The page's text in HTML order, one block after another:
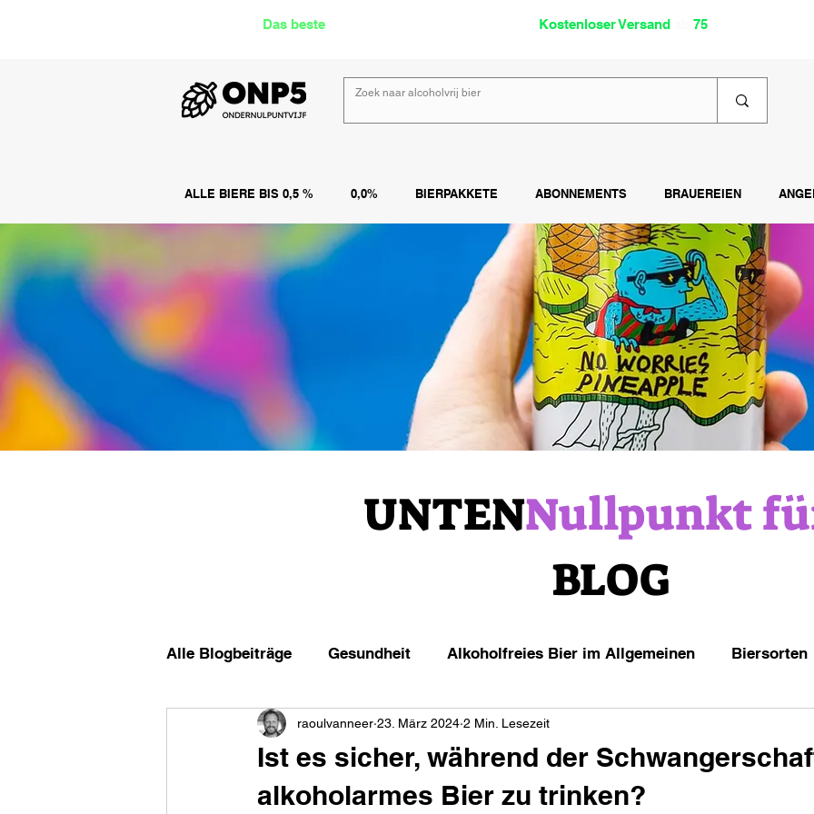
Das beste Kostenloser Versand 75
Alle Blogbeiträge Gesundheit Alkoholfreies Bier im Allgemeinen Biersorten
Ist es sicher, während der
alkoholarmes Bier zu trinken?
raoulvanneer 23. März 2024 2 Min. Lesezeit
UNTENNullpunkt
BLOG
ALLE BIERE BIS 0,5 % 0,0% BIERPAKKETE ABONNEMENTS BRAUEREIEN